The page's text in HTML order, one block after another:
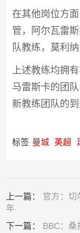
在其他岗位方
管，阿尔瓦雷
队教练，莫利
上述教练均拥
马雷斯卡的团
新教练团队的
标签 曼城 英超
上一篇： 官方：切
年
下一篇：
BBC：